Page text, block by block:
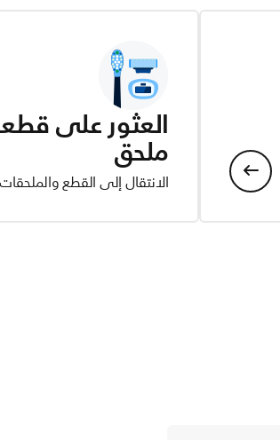
العثور على
ملحق
الانتقال إلى القطع والملحقات